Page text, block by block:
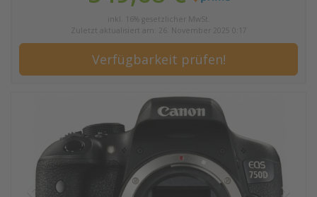
inkl. 16% gesetzlicher MwSt.
Zuletzt aktualisiert am: 26. November 2025 0:17
Verfügbarkeit prüfen!